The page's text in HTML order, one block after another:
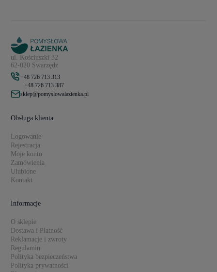
ul. Kościuszki 32
62-020 Swarzędz
+48 726 713 313
+48 726 713 387
sklep@pomyslowalazienka.pl
Obsługa klienta
Logowanie
Rejestracja
Moje konto
Zamówienia
Ulubione
Kontakt
Informacje
O sklepie
Dostawa i Płatność
Reklamacje i zwroty
Regulamin
Polityka bezpieczeństwa
Polityka prywatności